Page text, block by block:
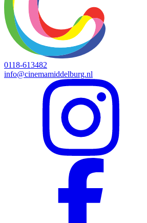
0118-613482
info@cinemamiddelburg.nl